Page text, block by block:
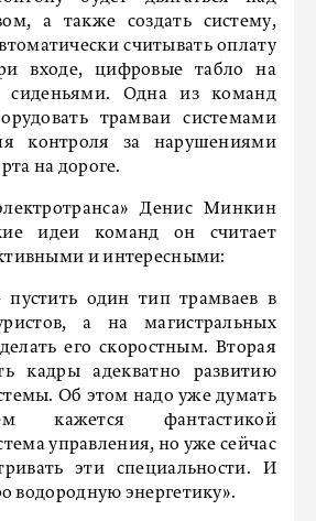
а также создать систему,
считывать оплату
входе, цифровые табло на
сиденьями. Одна из команд
трамваи системами
контроля за нарушениями
на дороге.
Денис Минкин
идеи команд он считает
и интересными:
пустить один тип трамваев в
а на магистральных
его скоростным. Вторая
кадры адекватно развитию
Об этом надо уже думать
кажется фантастикой
управления, но уже сейчас
эти специальности. И
водородную энергетику».